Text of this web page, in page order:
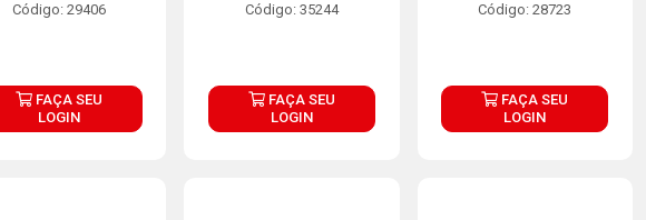
Código: 29406
FAÇA SEU
LOGIN
Código: 35244
FAÇA SEU
LOGIN
Código: 28723
FAÇA SEU
LOGIN